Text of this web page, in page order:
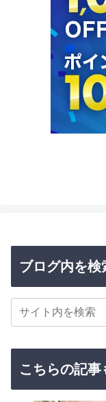
ブログ内を検
こちらの記